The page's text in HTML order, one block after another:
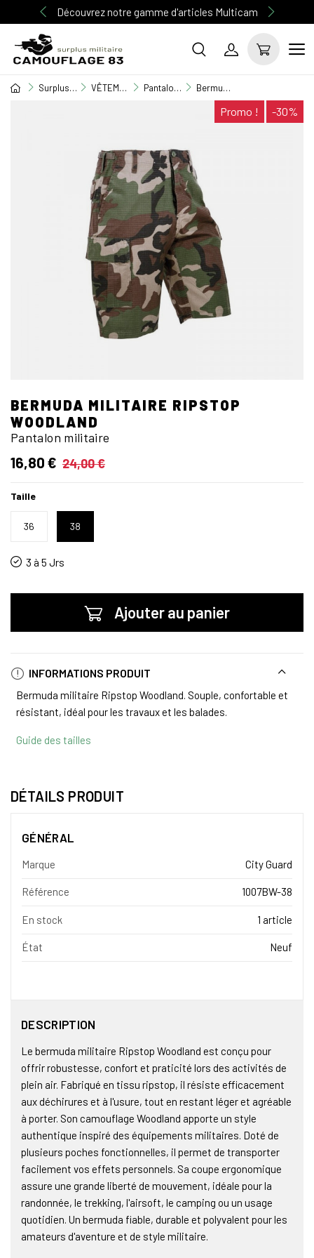
Découvrez notre gamme d'articles Multicam
Surplus Militaire VÊTEMENT MILITAIRE Pantalon militaire Bermuda militaire ripstop Woodland
Promo ! -30%
BERMUDA MILITAIRE RIPSTOP
WOODLAND
Pantalon militaire
16,80 € 24,00 €
Taille
36 38
3 à 5 Jrs
Ajouter au panier
INFORMATIONS PRODUIT
Bermuda militaire Ripstop Woodland. Souple, confortable et
résistant, idéal pour les travaux et les balades.
Guide des tailles
DÉTAILS PRODUIT
GÉNÉRAL
Marque City Guard
Référence 1007BW-38
En stock 1 article
État Neuf
DESCRIPTION
Le bermuda militaire Ripstop Woodland est conçu pour
offrir robustesse, confort et praticité lors des activités de
plein air. Fabriqué en tissu ripstop, il résiste efficacement
aux déchirures et à l'usure, tout en restant léger et agréable
à porter. Son camouflage Woodland apporte un style
authentique inspiré des équipements militaires. Doté de
plusieurs poches fonctionnelles, il permet de transporter
facilement vos effets personnels. Sa coupe ergonomique
assure une grande liberté de mouvement, idéale pour la
randonnée, le trekking, l'airsoft, le camping ou un usage
quotidien. Un bermuda fiable, durable et polyvalent pour les
amateurs d'aventure et de style militaire.